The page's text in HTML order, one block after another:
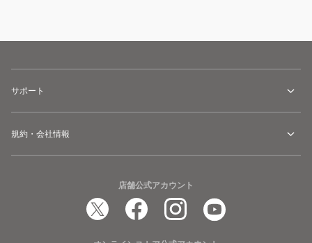
サポート
規約・会社情報
店舗公式アカウント